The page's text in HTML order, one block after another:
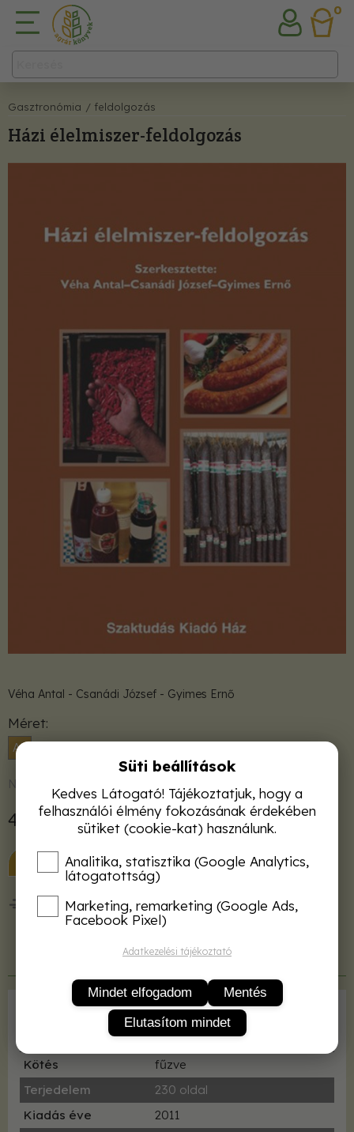
0
Gasztronómia / feldolgozás
Házi élelmiszer-feldolgozás
Véha Antal - Csanádi József - Gyimes Ernő
Méret
A5
Nincs raktáron
4 500 Ft
KOSÁRBA
50 000 Ft felett ingyenes kiszállítás!
Termékleírás
Szaktudás Kiadó Ház
9789639935846
Kötés
fűzve
Terjedelem
230 oldal
Kiadás éve
2011
Süti beállítások
Kedves Látogató! Tájékoztatjuk, hogy a
felhasználói élmény fokozásának érdekében
sütiket (cookie-kat) használunk.
Analitika, statisztika (Google Analytics,
látogatottság)
Marketing, remarketing (Google Ads,
Facebook Pixel)
Adatkezelési tájékoztató
Mindet elfogadom
Mentés
Elutasítom mindet